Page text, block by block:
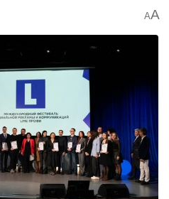
AA